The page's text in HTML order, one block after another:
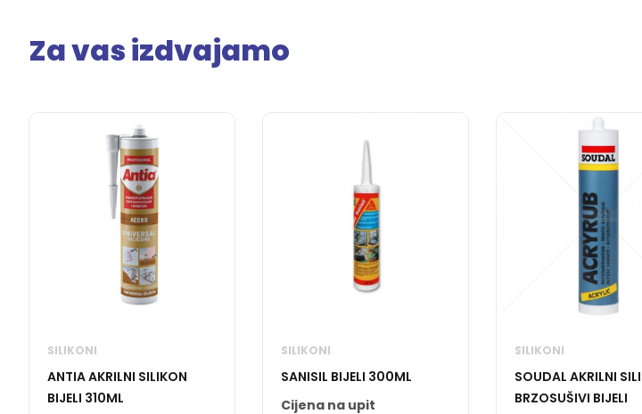
Za vas izdvajamo
SILIKONI
ANTIA AKRILNI SILIKON
BIJELI 310ML
SILIKONI
SANISIL BIJELI 300ML
Cijena na upit
SILIKONI
SOUDAL AKRILNI
BRZOSUŠIVI BIJELI